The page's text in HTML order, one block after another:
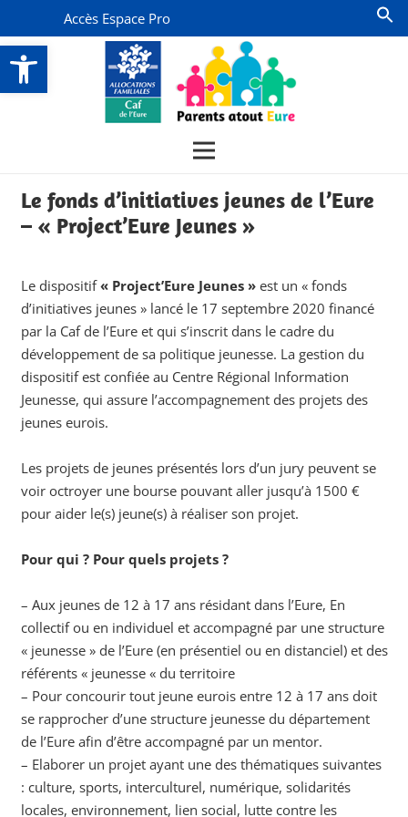
Ouvrir la barre d’outils
Accès Espace Pro
Le fonds d’initiatives jeunes de l’Eure
– « Project’Eure Jeunes »
Le dispositif« Project’Eure Jeunes »est un « fonds
d’initiatives jeunes » lancé le 17 septembre 2020 financé
par la Caf de l’Eure et qui s’inscrit dans le cadre du
développement de sa politique jeunesse. La gestion du
dispositif est confiée au Centre Régional Information
Jeunesse, qui assure l’accompagnement des projets des
jeunes eurois.
Les projets de jeunes présentés lors d’un jury peuvent se
voir octroyer une bourse pouvant aller jusqu’à 1500 €
pour aider le(s) jeune(s) à réaliser son projet.
Pour qui ? Pour quels projets ?
– Aux jeunes de 12 à 17 ans résidant dans l’Eure, En
collectif ou en individuel et accompagné par une structure
« jeunesse » de l’Eure (en présentiel ou en distanciel) et des
référents « jeunesse « du territoire
– Pour concourir tout jeune eurois entre 12 à 17 ans doit
se rapprocher d’une structure jeunesse du département
de l’Eure afin d’être accompagné par un mentor.
– Elaborer un projet ayant une des thématiques suivantes
: culture, sports, interculturel, numérique, solidarités
locales, environnement, lien social, lutte contre les